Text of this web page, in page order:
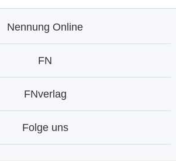
Nennung Online
FN
FNverlag
Folge uns